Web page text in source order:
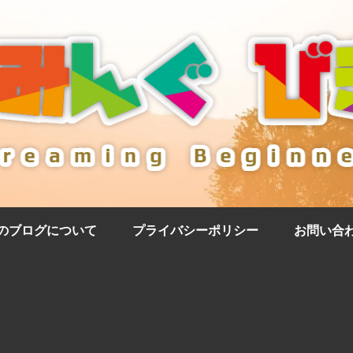
ブログについて プライバシーポリシー お問い合